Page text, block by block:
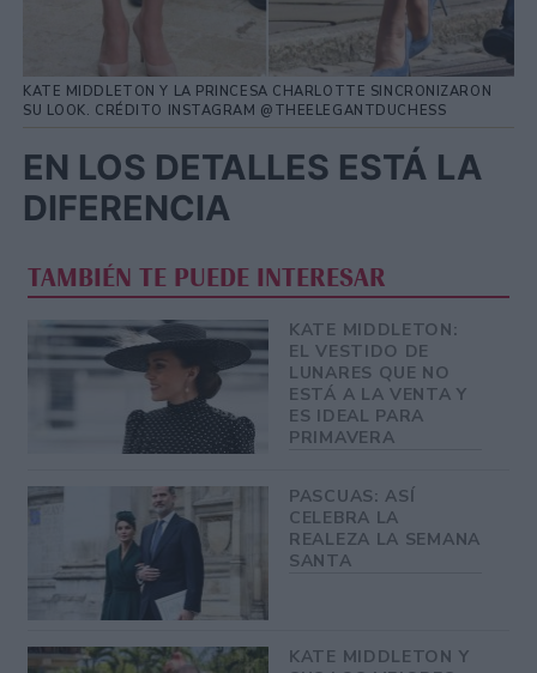
KATE MIDDLETON Y LA PRINCESA CHARLOTTE SINCRONIZARON
SU LOOK. CRÉDITO INSTAGRAM @THEELEGANTDUCHESS
EN LOS DETALLES ESTÁ LA
DIFERENCIA
TAMBIÉN TE PUEDE INTERESAR
KATE MIDDLETON:
EL VESTIDO DE
LUNARES QUE NO
ESTÁ A LA VENTA Y
ES IDEAL PARA
PRIMAVERA
PASCUAS: ASÍ
CELEBRA LA
REALEZA LA SEMANA
SANTA
KATE MIDDLETON Y